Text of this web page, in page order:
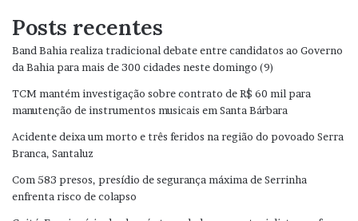
Posts recentes
Band Bahia realiza tradicional debate entre candidatos ao Governo
da Bahia para mais de 300 cidades neste domingo (9)
TCM mantém investigação sobre contrato de R$ 60 mil para
manutenção de instrumentos musicais em Santa Bárbara
Acidente deixa um morto e três feridos na região do povoado Serra
Branca, Santaluz
Com 583 presos, presídio de segurança máxima de Serrinha
enfrenta risco de colapso